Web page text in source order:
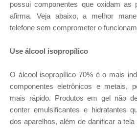
possui componentes que oxidam as
afirma. Veja abaixo, a melhor
telefone sem comprometer o
Use álcool isopropílico
O álcool isopropílico 70% é o mais
componentes eletrônicos e metais,
mais rápido. Produtos em gel não
conter emulsificantes e hidratantes
dos aparelhos, além de danificar a